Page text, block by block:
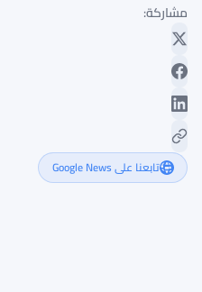
مشاركة:
تابعنا على Google News